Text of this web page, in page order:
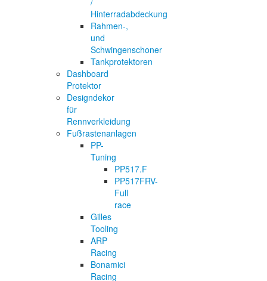
Hinterradabdeckung
Rahmen-,
und
Schwingenschoner
Tankprotektoren
Dashboard
Protektor
Designdekor
für
Rennverkleidung
Fußrastenanlagen
PP-
Tuning
PP517.F
PP517FRV-
Full
race
Gilles
Tooling
ARP
Racing
Bonamici
Racing